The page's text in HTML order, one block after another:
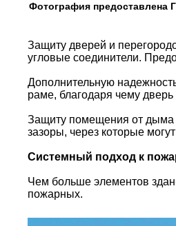
Фотография предоставлена
Защиту дверей и
угловые соединители.
Дополнительную
раме, благодаря чему дверь
Защиту помещения от дыма
зазоры, через которые
Системный подход к
Чем больше элементов
пожарных.